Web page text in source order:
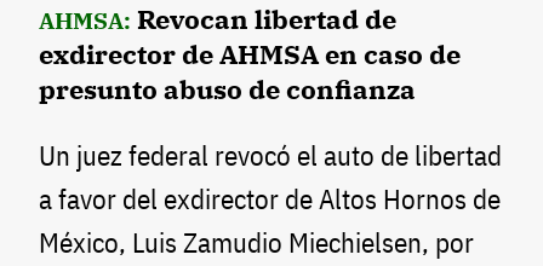
AHMSA: Revocan libertad de
exdirector de AHMSA en caso de
presunto abuso de confianza
Un juez federal revocó el auto de libertad
a favor del exdirector de Altos Hornos de
México, Luis Zamudio Miechielsen, por